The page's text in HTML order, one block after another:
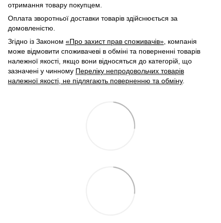
отримання товару покупцем.
Оплата зворотньої доставки товарів здійснюється за
домовленістю.
Згідно із Законом «Про захист прав споживачів» , компанія
може відмовити споживачеві в обміні та поверненні товарів
належної якості, якщо вони відносяться до категорій, що
зазначені у чинному Переліку непродовольчих товарів
належної якості, не підлягають поверненню та обміну.